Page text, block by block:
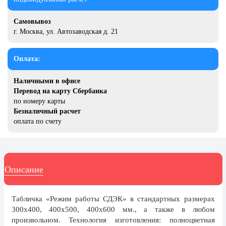
Новогоднее оформление
Рождество Христово
22 января, День дедушки
25 января, Татьянин день
14 февраля, День Святого
Валентина
россиянах...
Масленица
23 февраля, День защитника
1 марта, День Бабушек
Самовывоз
г. Москва, ул. Автозаводская д. 21
Оплата:
Наличными в офисе
Перевод на карту Сбербанка
по номеру карты
Безналичный расчет
оплата по счету
Описание
Табличка «Режим работы СДЭК» в стандартных размерах
300x400, 400x500, 400x600 мм., а также в любом
произвольном. Технология изготовления: полноцветная